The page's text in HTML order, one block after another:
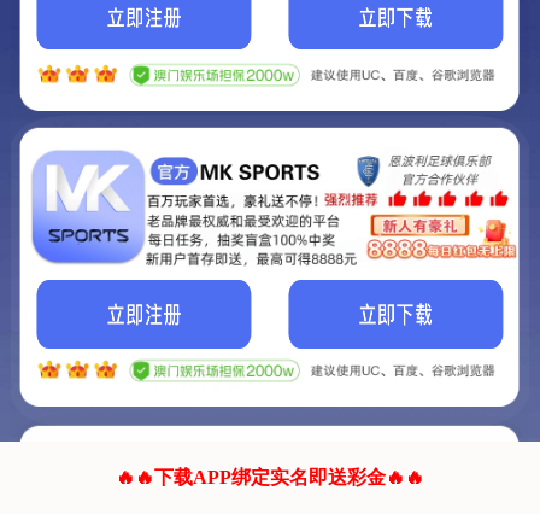
我们的网站正在建设.
它将是非常棒的网站.
联系我们!